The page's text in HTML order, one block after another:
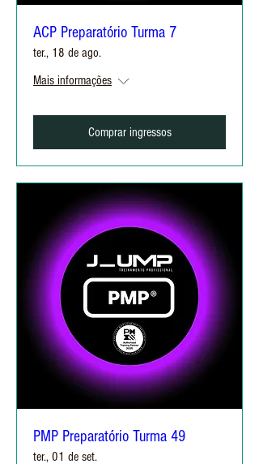
ACP Preparatório Turma 7
ter., 18 de ago.
Mais informações
Comprar ingressos
PMP Preparatório Turma 49
ter., 01 de set.